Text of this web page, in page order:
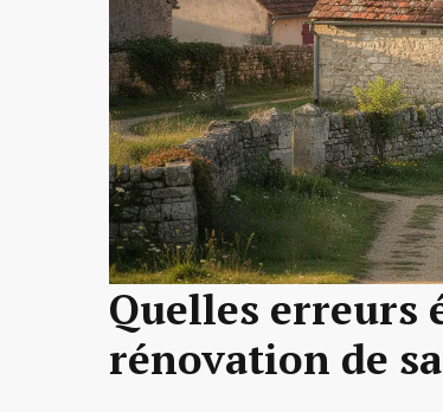
Quelles erreurs
rénovation de